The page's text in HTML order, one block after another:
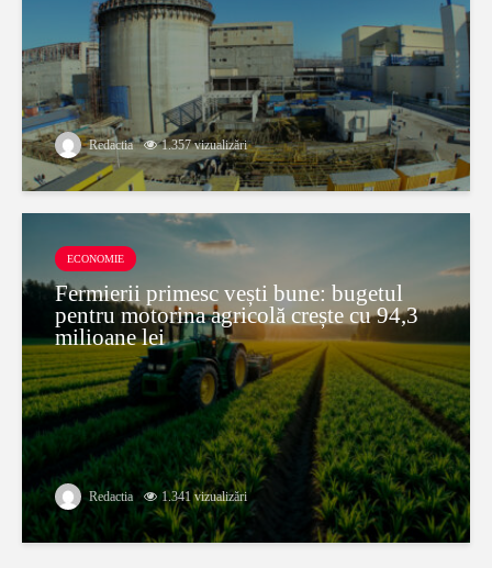
Redactia 1.357 vizualizări
ECONOMIE
Fermierii primesc vești bune: bugetul
pentru motorina agricolă crește cu 94,3
milioane lei
Redactia 1.341 vizualizări